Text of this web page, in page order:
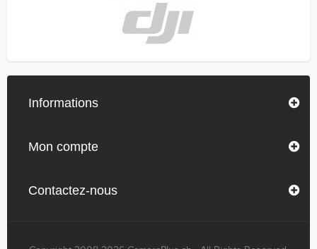
Informations
Mon compte
Contactez-nous